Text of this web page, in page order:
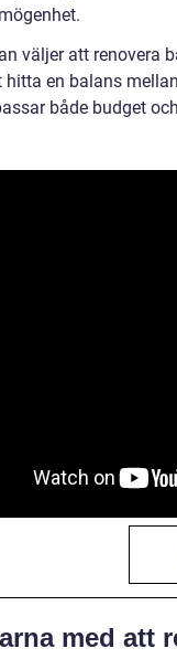
väljer att renovera
hitta en balans
både budget
med att